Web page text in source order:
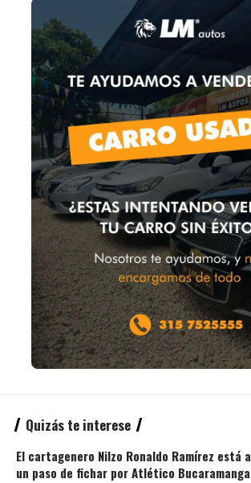
Quizás te interese
El cartagenero Nilzo Ronaldo Ramírez está a
un paso de fichar por Atlético Bucaramanga